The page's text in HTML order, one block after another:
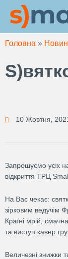
Перейти
вмісту
Головна »
10 Жовтня,
Запрошуємо усіх
відкриття ТРЦ
На Вас чекає:
зірковим ведучім
Країні мрій,
та виступ кавер
Величезні знижки